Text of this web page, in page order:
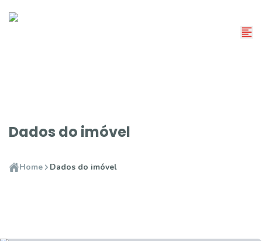
Dados do imóvel
Home Dados do imóvel